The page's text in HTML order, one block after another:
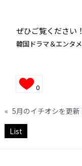
ぜひご覧ください！
韓国ドラマ＆エンタ
0
« 5月のイチオシを更新
List